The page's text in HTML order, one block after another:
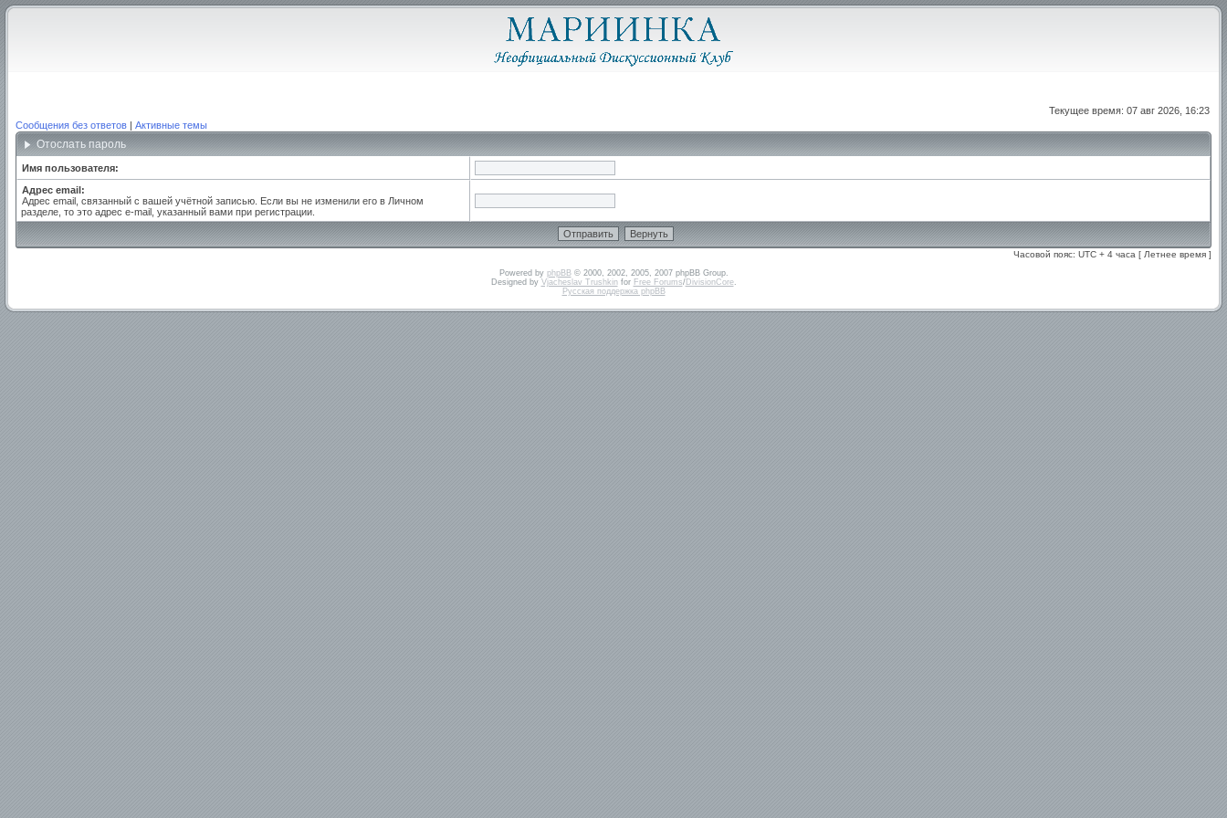
Текущее время: 07 авг 2026, 16:23
Сообщения без ответов | Активные темы
Отослать пароль
Имя пользователя:
Адрес email:
Адрес email, связанный с вашей учётной записью. Если вы не изменили его в Личном
разделе, то это адрес e-mail, указанный вами при регистрации.
Часовой пояс: UTC + 4 часа [ Летнее время ]
Powered by phpBB© 2000, 2002, 2005, 2007 phpBB Group.
Designed by Vjacheslav Trushkinfor Free Forums/DivisionCore.
Русская поддержка phpBB